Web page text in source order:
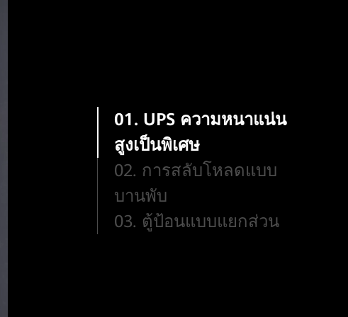
01. UPS ความหนาแน่น
สูงเป็นพิเศษ
02. การสลับโหลดแบบ
บานพับ
03. ตู้ป้อนแบบแยกส่วน